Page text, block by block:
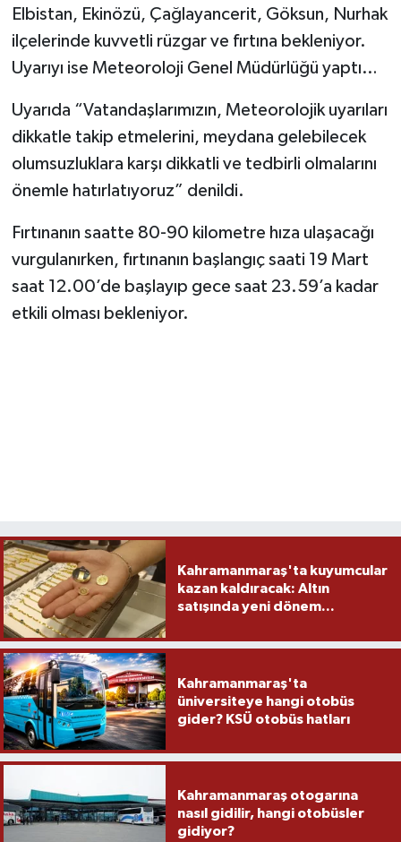
Elbistan, Ekinözü, Çağlayancerit, Göksun, Nurhak
ilçelerinde kuvvetli rüzgar ve fırtına bekleniyor.
Uyarıyı ise Meteoroloji Genel Müdürlüğü yaptı…
Uyarıda “Vatandaşlarımızın, Meteorolojik uyarıları
dikkatle takip etmelerini, meydana gelebilecek
olumsuzluklara karşı dikkatli ve tedbirli olmalarını
önemle hatırlatıyoruz” denildi.
Fırtınanın saatte 80-90 kilometre hıza ulaşacağı
vurgulanırken, fırtınanın başlangıç saati 19 Mart
saat 12.00’de başlayıp gece saat 23.59’a kadar
etkili olması bekleniyor.
Kahramanmaraş'ta kuyumcular
kazan kaldıracak: Altın
satışında yeni dönem...
Kahramanmaraş'ta
üniversiteye hangi otobüs
gider? KSÜ otobüs hatları
Kahramanmaraş otogarına
nasıl gidilir, hangi otobüsler
gidiyor?
MEDYA
OTOMOTİV
TEKNOLOJİ
YAŞAM
KÜLTÜR SANAT